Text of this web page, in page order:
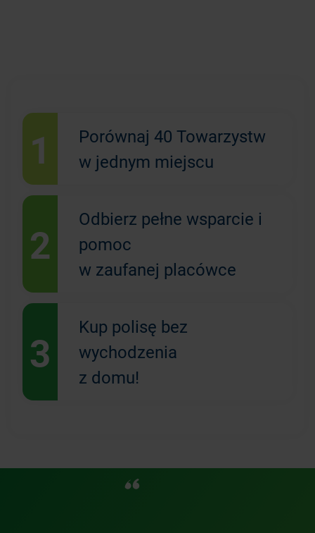
1
Porównaj 40 Towarzystw
w jednym miejscu
2
Odbierz pełne wsparcie i
pomoc
w zaufanej placówce
3
Kup polisę bez
wychodzenia
z domu!